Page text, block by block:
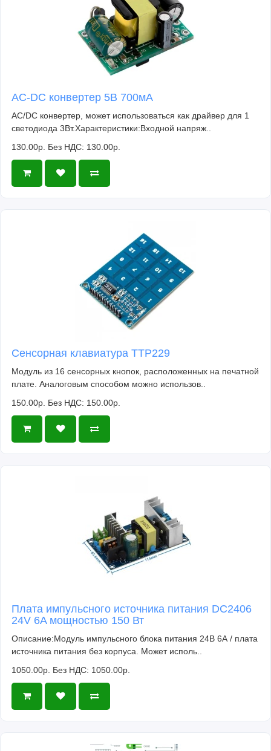
AC-DC конвертер 5В 700мА
AC/DC конвертер, может использоваться как драйвер для 1
светодиода 3Вт.Характеристики:Входной напряж..
130.00р. Без НДС: 130.00р.
Сенсорная клавиатура TTP229
Модуль из 16 сенсорных кнопок, расположенных на печатной
плате. Аналоговым способом можно использов..
150.00р. Без НДС: 150.00р.
Плата импульсного источника питания DC2406
24V 6A мощностью 150 Вт
Описание:Модуль импульсного блока питания 24В 6А / плата
источника питания без корпуса. Может исполь..
1050.00р. Без НДС: 1050.00р.